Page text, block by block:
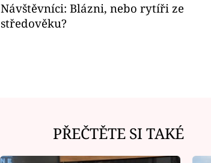
Návštěvníci: Blázni, nebo rytíři ze
středověku?
PŘEČTĚTE SI TAKÉ